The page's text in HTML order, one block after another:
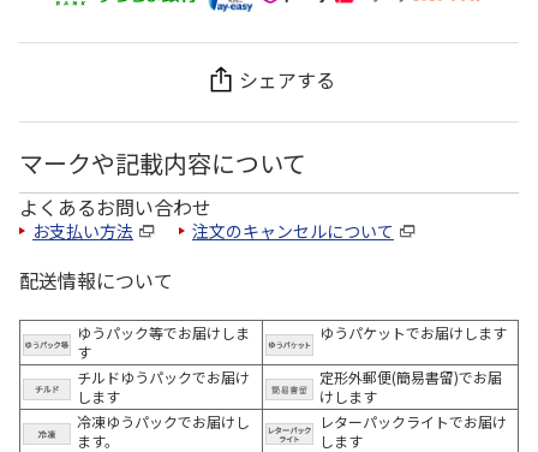
シェアする
マークや記載内容について
よくあるお問い合わせ
お支払い方法 注文のキャンセルについて
配送情報について
ゆうパック等でお届けしま
す
ゆうパケットでお届けします
チルドゆうパックでお届け
します
定形外郵便(簡易書留)でお届
けします
冷凍ゆうパックでお届けし
ます。
レターパックライトでお届け
します